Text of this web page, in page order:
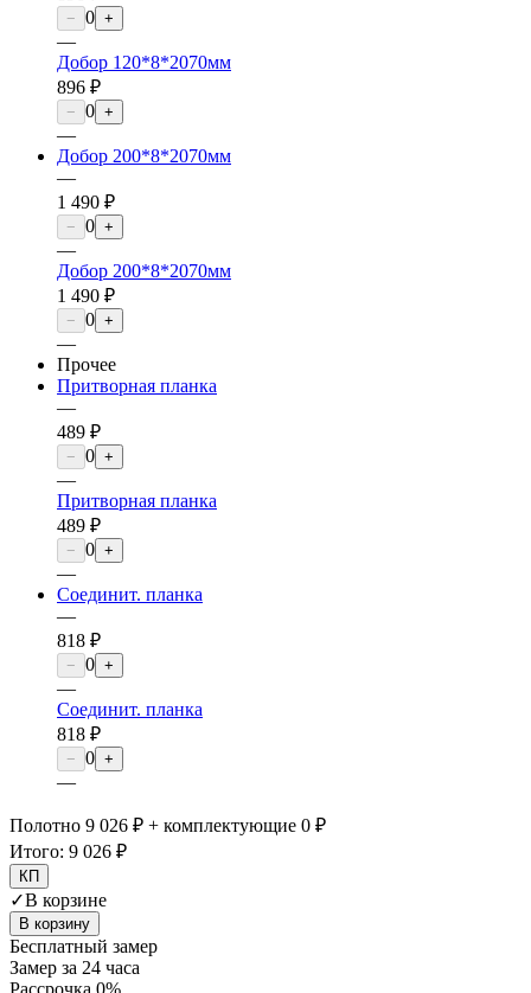
− 0 +
—
Добор 120*8*2070мм
896 ₽
− 0 +
—
Добор 200*8*2070мм
—
1 490 ₽
− 0 +
—
Добор 200*8*2070мм
1 490 ₽
− 0 +
—
Прочее
Притворная планка
—
489 ₽
− 0 +
—
Притворная планка
489 ₽
− 0 +
—
Соединит. планка
—
818 ₽
− 0 +
—
Соединит. планка
818 ₽
− 0 +
—
Полотно 9 026 ₽ + комплектующие 0 ₽
Итого: 9 026 ₽
КП
✓В корзине
В корзину
Бесплатный замер
Замер за 24 часа